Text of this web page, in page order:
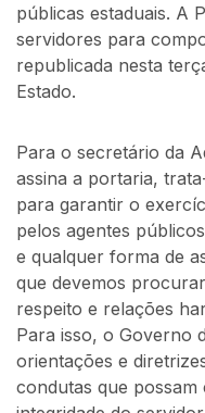
públicas estaduais. A
servidores para
republicada nesta
Estado.
Para o secretário da
assina a portaria,
para garantir o
pelos agentes
e qualquer forma de
que devemos
respeito e relações
Para isso, o Governo
orientações e
condutas que possam